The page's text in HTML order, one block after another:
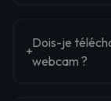
Dois-je
webcam ?